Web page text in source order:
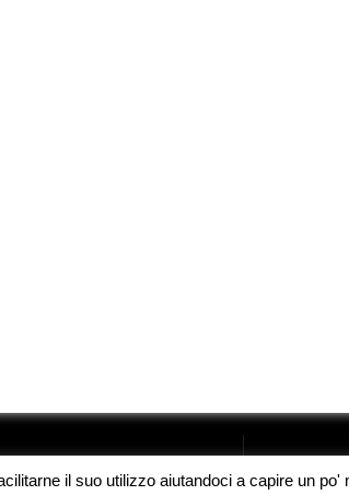
il suo utilizzo aiutandoci a capire un